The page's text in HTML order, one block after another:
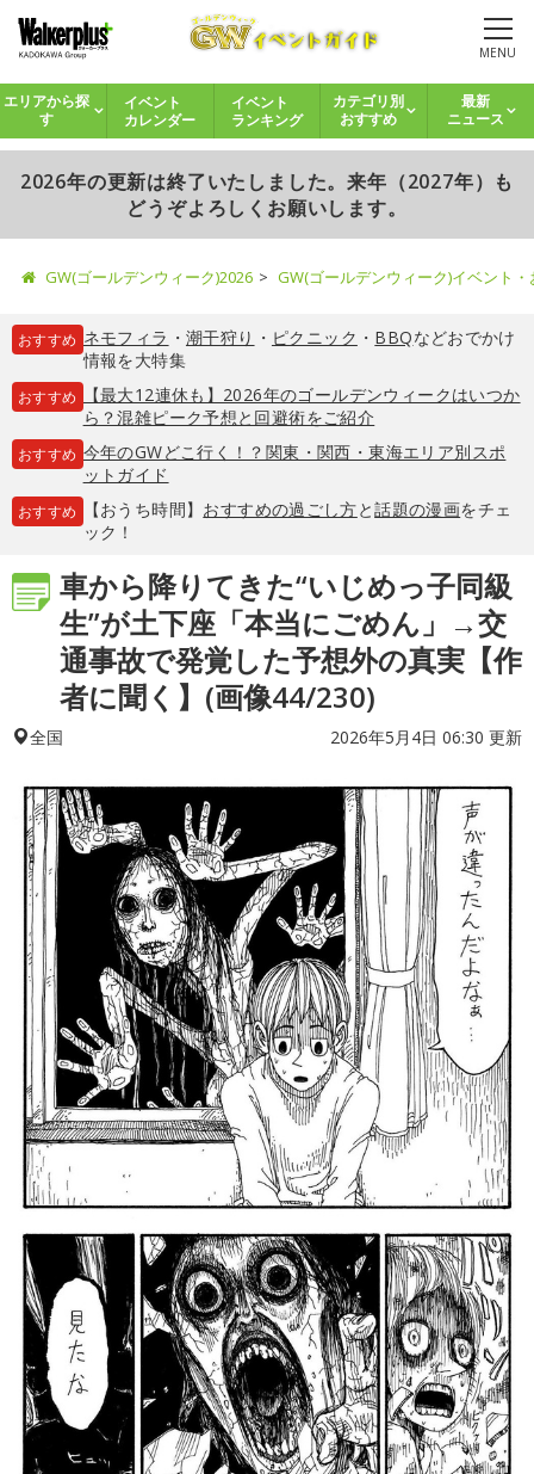
MENU
エリアから探
す
イベント
カレンダー
イベント
ランキング
カテゴリ別
おすすめ
最新
ニュース
2026年の更新は終了いたしました。来年（2027年）も
どうぞよろしくお願いします。
GW(ゴールデンウィーク)2026 GW(ゴールデンウィーク)イベント
おすすめ ネモフィラ ・ 潮干狩り ・ ピクニック ・ BBQなどおでかけ
情報を大特集
おすすめ
【最大12連休も】2026年のゴールデンウィークはいつか
ら？混雑ピーク予想と回避術をご紹介
おすすめ 今年のGWどこ行く！？関東・関西・東海エリア別スポ
ットガイド
おすすめ 【おうち時間】 おすすめの過ごし方と話題の漫画をチェ
ック！
車から降りてきた“いじめっ子同級
生”が土下座「本当にごめん」→交
通事故で発覚した予想外の真実【作
者に聞く】(画像44/230)
全国 2026年5月4日 06:30 更新